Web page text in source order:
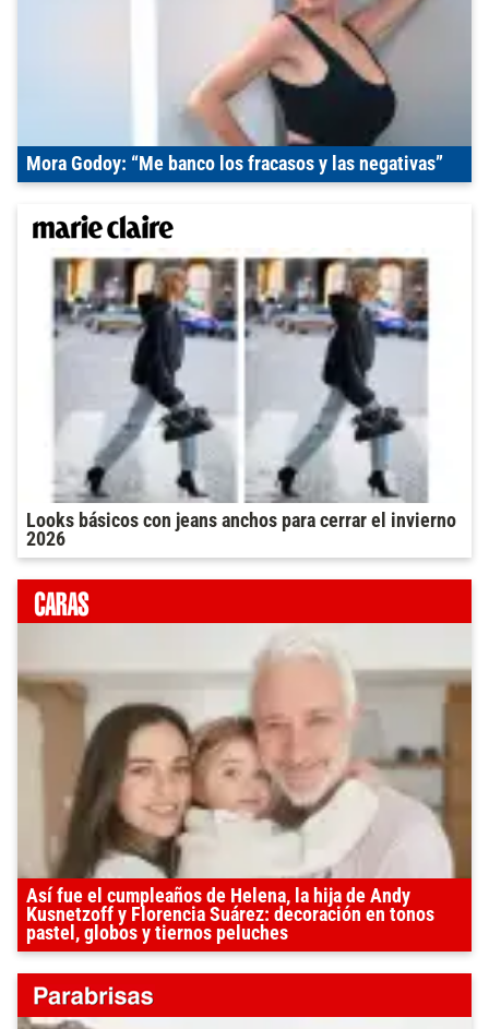
Mora Godoy: “Me banco los fracasos y las negativas”
Looks básicos con jeans anchos para cerrar el invierno
2026
Así fue el cumpleaños de Helena, la hija de Andy
Kusnetzoff y Florencia Suárez: decoración en tonos
pastel, globos y tiernos peluches